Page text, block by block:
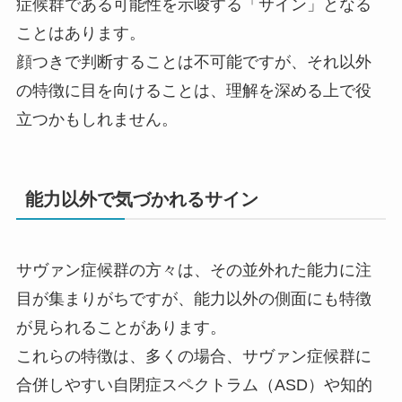
症候群である可能性を示唆する「サイン」となる
ことはあります。
顔つきで判断することは不可能ですが、それ以外
の特徴に目を向けることは、理解を深める上で役
立つかもしれません。
能力以外で気づかれるサイン
サヴァン症候群の方々は、その並外れた能力に注
目が集まりがちですが、能力以外の側面にも特徴
が見られることがあります。
これらの特徴は、多くの場合、サヴァン症候群に
合併しやすい自閉症スペクトラム（ASD）や知的